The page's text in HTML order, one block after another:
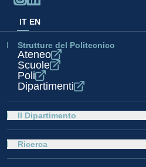
IT EN
Strutture del Politecnico
Ateneo
Scuole
Poli
Dipartimenti
Il Dipartimento
Ricerca